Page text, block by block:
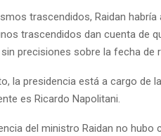
trascendidos, Raidan habría
trascendidos dan cuenta de
sin precisiones sobre la fecha de
la presidencia está a cargo de
es Ricardo Napolitani.
del ministro Raidan no